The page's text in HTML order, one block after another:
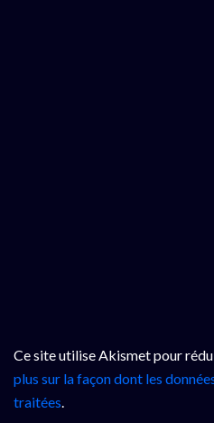
Ce site utilise Akismet pour
plus sur la façon dont les
traitées.